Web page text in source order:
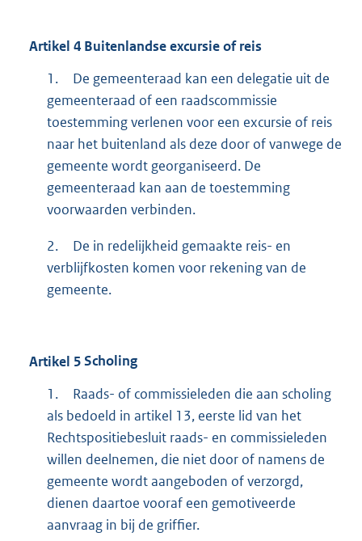
Artikel 4 Buitenlandse excursie of reis
1.
De gemeenteraad kan een delegatie uit de
gemeenteraad of een raadscommissie
toestemming verlenen voor een excursie of reis
naar het buitenland als deze door of vanwege de
gemeente wordt georganiseerd. De
gemeenteraad kan aan de toestemming
voorwaarden verbinden.
2.
De in redelijkheid gemaakte reis- en
verblijfkosten komen voor rekening van de
gemeente.
Artikel 5Scholing
1.
Raads- of commissieleden die aan scholing
als bedoeld in artikel 13, eerste lid van het
Rechtspositiebesluit raads- en commissieleden
willen deelnemen, die niet door of namens de
gemeente wordt aangeboden of verzorgd,
dienen daartoe vooraf een gemotiveerde
aanvraag in bij de griffier.